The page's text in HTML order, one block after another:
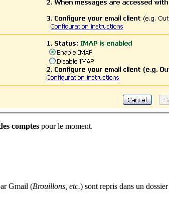
comptes pour le moment.
Gmail (Brouillons, etc.) sont repris dans un dossier